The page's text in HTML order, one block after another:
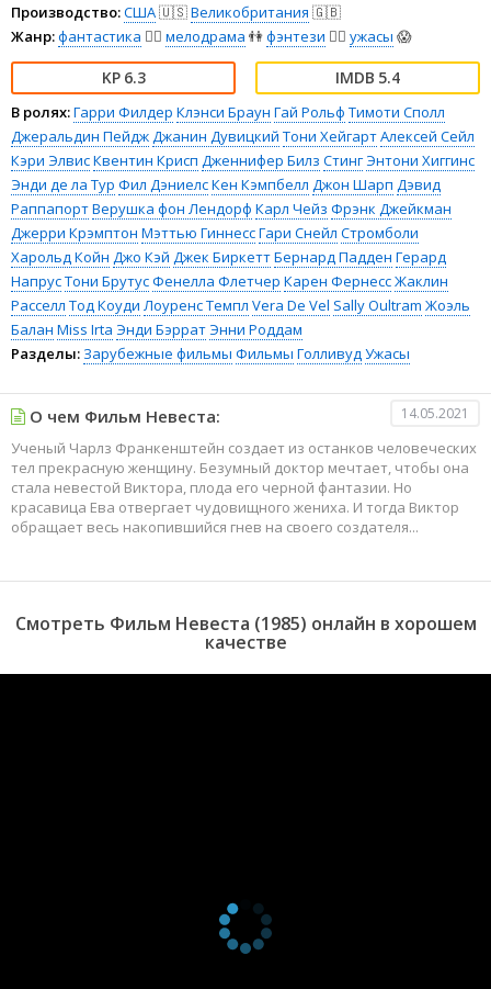
Производство:США🇺🇸Великобритания 🇬🇧
Жанр:фантастика 🧙‍♀️ мелодрама 👫фэнтези 🧝‍♂️ ужасы 😱
6.3 5.4
В ролях:Гарри Филдер Клэнси Браун Гай Рольф Тимоти Сполл
Джеральдин Пейдж Джанин Дувицкий Тони ХейгартАлексей Сейл
Кэри ЭлвисКвентин Крисп Дженнифер Билз Стинг Энтони Хиггинс
Энди де ла Тур Фил ДэниелсКен Кэмпбелл Джон Шарп Дэвид
РаппапортВерушка фон Лендорф Карл Чейз Фрэнк Джейкман
Джерри Крэмптон Мэттью ГиннессГари Снейл Стромболи
Харольд Койн Джо Кэй Джек БиркеттБернард Падден Герард
НапрусТони БрутусФенелла Флетчер Карен ФернессЖаклин
Расселл Тод Коуди Лоуренс Темпл Vera De Vel Sally Oultram Жоэль
Балан Miss Irta Энди Бэррат Энни Роддам
Разделы: Зарубежные фильмы Фильмы Голливуд Ужасы
О чем Фильм Невеста: 14.05.2021
Ученый Чарлз Франкенштейн создает из останков человеческих
тел прекрасную женщину. Безумный доктор мечтает, чтобы она
стала невестой Виктора, плода его черной фантазии. Но
красавица Ева отвергает чудовищного жениха. И тогда Виктор
обращает весь накопившийся гнев на своего создателя...
Смотреть Фильм Невеста (1985) онлайн в хорошем
качестве